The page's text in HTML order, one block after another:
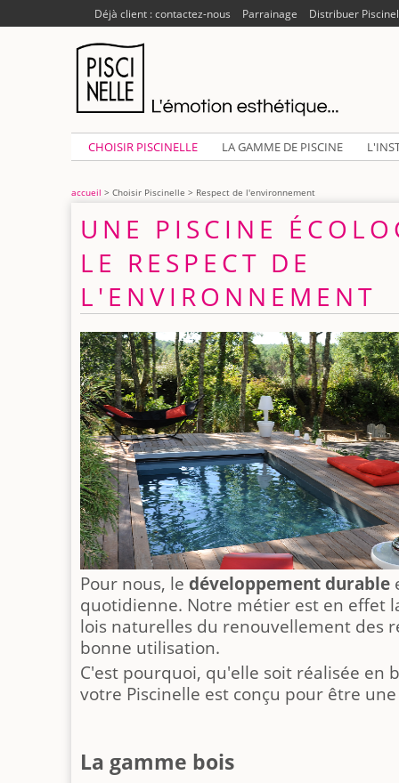
Déjà client : contactez-nous Parrainage Distribuer
CHOISIR PISCINELLE LA GAMME DE PISCINE
accueil > Choisir Piscinelle > Respect de l'environnement
UNE PISCINE
LE RESPECT DE
L'ENVIRONNEMENT
Pour nous, le développement durable
quotidienne. Notre métier est en effet
lois naturelles du renouvellement des
bonne utilisation.
C'est pourquoi, qu'elle soit réalisée en
votre Piscinelle est conçu pour être
La gamme bois